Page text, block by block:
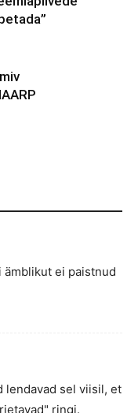
ämblikut ei paistnud
lendavad sel viisil, et
ringi.